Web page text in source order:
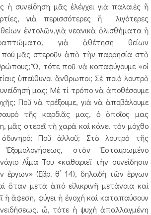
μᾶς ἐλέγχει γιὰ παλαιὲς ἤ
γιὰ περισσότερες ἤ λιγότερες
ἐντολῶν,γιὰ νεανικὰ ὀλισθήματα ἡ
γιὰ ἀθέτηση θείων
μᾶς στεροῦν ἀπὸ τὴν παρρησία στὸ
Ὤ, τότε ποῦ νὰ καταφύγουμε «οἱ
ὑπεύθυνοι ἄνθρωποι; Σὲ ποιὸ λουτρὸ
μας; Μὲ τί τρόπο νὰ ἀποθέσουμε
Ποῦ νὰ τρέξουμε, γιὰ νὰ ἀποβάλουμε
τῆς καρδιᾶς μας, ὁ ὁποῖος μας
μᾶς στερεῖ τὴ χαρὰ καὶ κάνει τὸν μόχθο
Ποῦ ἀλλοῦ; Στὸ λουτρὸ τῆς
στὸν Ἐσταυρωμένο
Αἷμα Του «καθαριεῖ τὴν συνείδησιν
ἔργων» (Ἑβρ. θ’ 14), δηλαδὴ τῶν ἔργων
ὅταν μετὰ ἀπό εἰλικρινῆ μετάνοια καὶ
ἡ ἄφεση, φύγει ἡ ἐνοχή καὶ καταπαύσουν
ὤ, τότε ἡ ψυχή ἀπαλλαγμένη